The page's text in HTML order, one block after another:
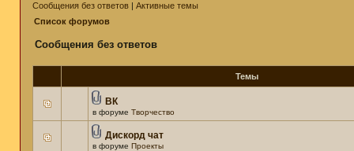
Сообщения без ответов | Активные темы
Список форумов
Сообщения без ответов
Темы
ВК
в форуме Творчество
Дискорд чат
в форуме Проекты